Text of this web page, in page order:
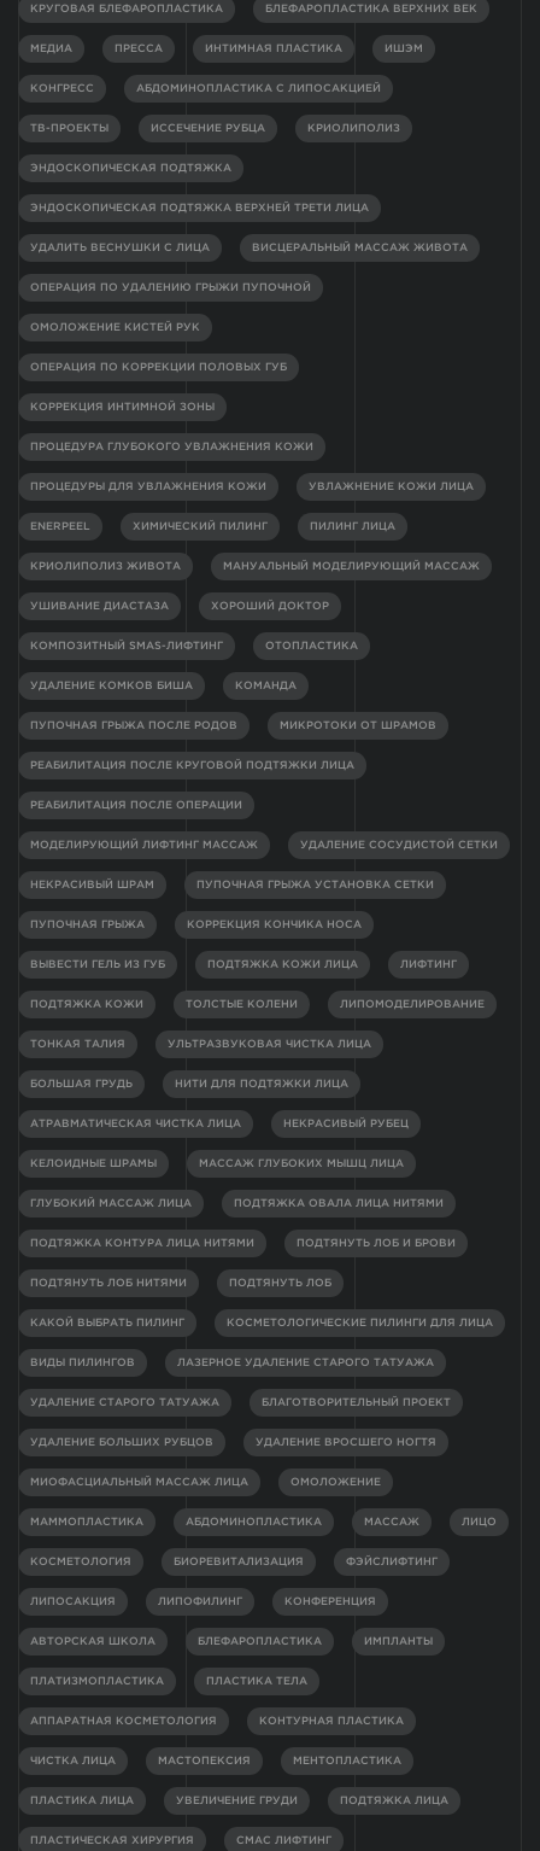
КРУГОВАЯ БЛЕФАРОПЛАСТИКА БЛЕФАРОПЛАСТИКА ВЕРХНИХ ВЕК
МЕДИА ПРЕССА ИНТИМНАЯ ПЛАСТИКА ИШЭМ
КОНГРЕСС АБДОМИНОПЛАСТИКА С ЛИПОСАКЦИЕЙ
ТВ-ПРОЕКТЫ ИССЕЧЕНИЕ РУБЦА КРИОЛИПОЛИЗ
ЭНДОСКОПИЧЕСКАЯ ПОДТЯЖКА
ЭНДОСКОПИЧЕСКАЯ ПОДТЯЖКА ВЕРХНЕЙ ТРЕТИ ЛИЦА
УДАЛИТЬ ВЕСНУШКИ С ЛИЦА ВИСЦЕРАЛЬНЫЙ МАССАЖ ЖИВОТА
ОПЕРАЦИЯ ПО УДАЛЕНИЮ ГРЫЖИ ПУПОЧНОЙ
ОМОЛОЖЕНИЕ КИСТЕЙ РУК
ОПЕРАЦИЯ ПО КОРРЕКЦИИ ПОЛОВЫХ ГУБ
КОРРЕКЦИЯ ИНТИМНОЙ ЗОНЫ
ПРОЦЕДУРА ГЛУБОКОГО УВЛАЖНЕНИЯ КОЖИ
ПРОЦЕДУРЫ ДЛЯ УВЛАЖНЕНИЯ КОЖИ УВЛАЖНЕНИЕ КОЖИ ЛИЦА
ENERPEEL ХИМИЧЕСКИЙ ПИЛИНГ ПИЛИНГ ЛИЦА
КРИОЛИПОЛИЗ ЖИВОТА МАНУАЛЬНЫЙ МОДЕЛИРУЮЩИЙ МАССАЖ
УШИВАНИЕ ДИАСТАЗА ХОРОШИЙ ДОКТОР
КОМПОЗИТНЫЙ SMAS-ЛИФТИНГ ОТОПЛАСТИКА
УДАЛЕНИЕ КОМКОВ БИША КОМАНДА
ПУПОЧНАЯ ГРЫЖА ПОСЛЕ РОДОВ МИКРОТОКИ ОТ ШРАМОВ
РЕАБИЛИТАЦИЯ ПОСЛЕ КРУГОВОЙ ПОДТЯЖКИ ЛИЦА
РЕАБИЛИТАЦИЯ ПОСЛЕ ОПЕРАЦИИ
МОДЕЛИРУЮЩИЙ ЛИФТИНГ МАССАЖ УДАЛЕНИЕ СОСУДИСТОЙ СЕТКИ
НЕКРАСИВЫЙ ШРАМ ПУПОЧНАЯ ГРЫЖА УСТАНОВКА СЕТКИ
ПУПОЧНАЯ ГРЫЖА КОРРЕКЦИЯ КОНЧИКА НОСА
ВЫВЕСТИ ГЕЛЬ ИЗ ГУБ ПОДТЯЖКА КОЖИ ЛИЦА ЛИФТИНГ
ПОДТЯЖКА КОЖИ ТОЛСТЫЕ КОЛЕНИ ЛИПОМОДЕЛИРОВАНИЕ
ТОНКАЯ ТАЛИЯ УЛЬТРАЗВУКОВАЯ ЧИСТКА ЛИЦА
БОЛЬШАЯ ГРУДЬ НИТИ ДЛЯ ПОДТЯЖКИ ЛИЦА
АТРАВМАТИЧЕСКАЯ ЧИСТКА ЛИЦА НЕКРАСИВЫЙ РУБЕЦ
КЕЛОИДНЫЕ ШРАМЫ МАССАЖ ГЛУБОКИХ МЫШЦ ЛИЦА
ГЛУБОКИЙ МАССАЖ ЛИЦА ПОДТЯЖКА ОВАЛА ЛИЦА НИТЯМИ
ПОДТЯЖКА КОНТУРА ЛИЦА НИТЯМИ ПОДТЯНУТЬ ЛОБ И БРОВИ
ПОДТЯНУТЬ ЛОБ НИТЯМИ ПОДТЯНУТЬ ЛОБ
КАКОЙ ВЫБРАТЬ ПИЛИНГ КОСМЕТОЛОГИЧЕСКИЕ ПИЛИНГИ ДЛЯ ЛИЦА
ВИДЫ ПИЛИНГОВ ЛАЗЕРНОЕ УДАЛЕНИЕ СТАРОГО ТАТУАЖА
УДАЛЕНИЕ СТАРОГО ТАТУАЖА БЛАГОТВОРИТЕЛЬНЫЙ ПРОЕКТ
УДАЛЕНИЕ БОЛЬШИХ РУБЦОВ УДАЛЕНИЕ ВРОСШЕГО НОГТЯ
МИОФАСЦИАЛЬНЫЙ МАССАЖ ЛИЦА ОМОЛОЖЕНИЕ
МАММОПЛАСТИКА АБДОМИНОПЛАСТИКА МАССАЖ ЛИЦО
КОСМЕТОЛОГИЯ БИОРЕВИТАЛИЗАЦИЯ ФЭЙСЛИФТИНГ
ЛИПОСАКЦИЯ ЛИПОФИЛИНГ КОНФЕРЕНЦИЯ
АВТОРСКАЯ ШКОЛА БЛЕФАРОПЛАСТИКА ИМПЛАНТЫ
ПЛАТИЗМОПЛАСТИКА ПЛАСТИКА ТЕЛА
АППАРАТНАЯ КОСМЕТОЛОГИЯ КОНТУРНАЯ ПЛАСТИКА
ЧИСТКА ЛИЦА МАСТОПЕКСИЯ МЕНТОПЛАСТИКА
ПЛАСТИКА ЛИЦА УВЕЛИЧЕНИЕ ГРУДИ ПОДТЯЖКА ЛИЦА
ПЛАСТИЧЕСКАЯ ХИРУРГИЯ СМАС ЛИФТИНГ